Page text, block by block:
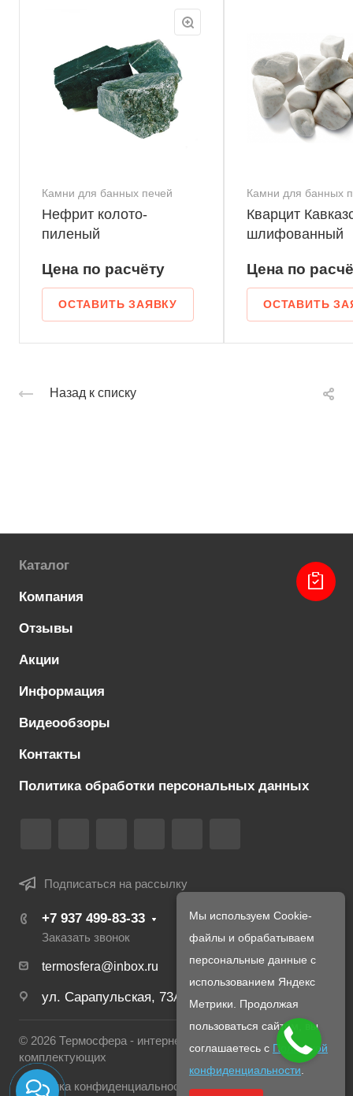
Камни для банных печей
Нефрит колото-
пиленый
Цена по расчёту
ОСТАВИТЬ ЗАЯВКУ
Камни для банных
Кварцит
шлифованный
Цена по р
ОСТАВИТЬ
Назад к списку
Каталог
Компания
Отзывы
Акции
Информация
Видеообзоры
Контакты
Политика обработки персональных данных
Подписаться на рассылку
+7 937 499-83-33
Заказать звонок
termosfera@inbox.ru
ул. Сарапульская, 73А
© 2026 Термосфера - интернет магазин печей и
комплектующих
Политика конфиденциальности
Мы используем Cookie-
файлы и обрабатываем
персональные данные с
использованием Яндекс
Метрики. Продолжая
пользоваться сайтом, вы
соглашаетесь с Политикой
конфиденциальности